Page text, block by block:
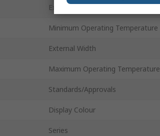
External Height
Minimum Operating Temperature
External Width
Maximum Operating Temperature
Standards/Approvals
Display Colour
Series